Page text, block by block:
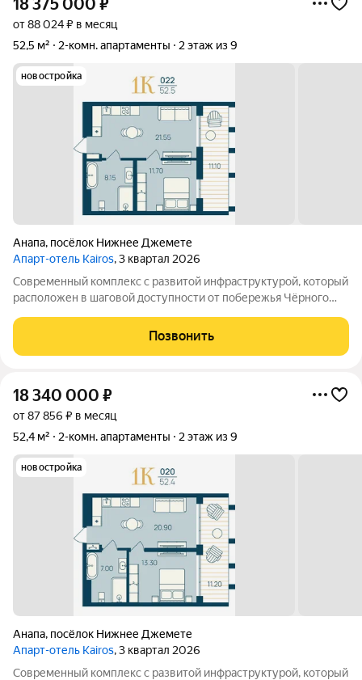
18 375 000 ₽
от 88 024 ₽ в месяц
52,5 м²
2-комн. апартаменты 2 этаж из 9
новостройка
Анапа, посёлок Нижнее Джемете
Апарт-отель Kairos, 3 квартал 2026
Современный комплекс с развитой инфраструктурой, который
расположен в шаговой доступности от побережья Чёрного
концепцией. Инфраструктура комплекса включает: -
Всесезонный подогреваемый бассейн с
Позвонить
18 340 000 ₽
от 87 856 ₽ в месяц
52,4 м²
2-комн. апартаменты 2 этаж из 9
новостройка
Анапа, посёлок Нижнее Джемете
Апарт-отель Kairos, 3 квартал 2026
Современный комплекс с развитой инфраструктурой, который